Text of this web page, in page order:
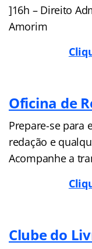
]16h – Direito
Amorim
Oficina de
Prepare-se para
redação e
Acompanhe a
Clube do